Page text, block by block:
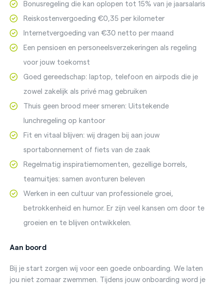
Bonusregeling die kan oplopen tot 15% van je jaarsalaris
Reiskostenvergoeding €0,35 per kilometer
Internetvergoeding van €30 netto per maand
Een pensioen en personeelsverzekeringen als regeling
voor jouw toekomst
Goed gereedschap: laptop, telefoon en airpods die je
zowel zakelijk als privé mag gebruiken
Thuis geen brood meer smeren: Uitstekende
lunchregeling op kantoor
Fit en vitaal blijven: wij dragen bij aan jouw
sportabonnement of fiets van de zaak
Regelmatig inspiratiemomenten, gezellige borrels,
teamuitjes: samen avonturen beleven
Werken in een cultuur van professionele groei,
betrokkenheid en humor. Er zijn veel kansen om door te
groeien en te blijven ontwikkelen.
Aan boord
Bij je start zorgen wij voor een goede onboarding. We laten
jou niet zomaar zwemmen. Tijdens jouw onboarding word je